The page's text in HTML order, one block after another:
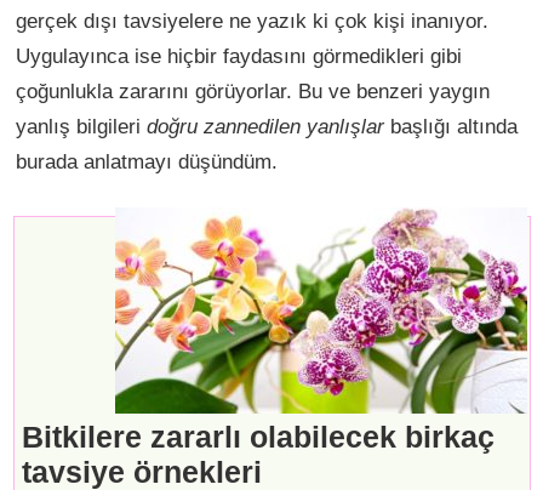
gerçek dışı tavsiyelere ne yazık ki çok kişi inanıyor.
Uygulayınca ise hiçbir faydasını görmedikleri gibi
çoğunlukla zararını görüyorlar. Bu ve benzeri yaygın
yanlış bilgileri doğru zannedilen yanlışlarbaşlığı altında
burada anlatmayı düşündüm.
Bitkilere zararlı olabilecek birkaç
tavsiye örnekleri